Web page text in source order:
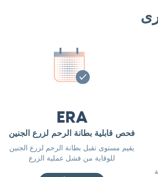
ERA
فحص قابلية بطانة الرحم لزرع الجنين
يقيم مستوى تقبل بطانة الرحم لزرع الجنين
للوقاية من فشل عملية الزرع